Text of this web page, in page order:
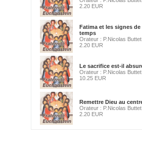
2.20 EUR
Fatima et les signes de
temps
Orateur : P.Nicolas Buttet
2.20 EUR
Le sacrifice est-il
Orateur : P.Nicolas Buttet
10.25 EUR
Remettre Dieu au
Orateur : P.Nicolas Buttet
2.20 EUR